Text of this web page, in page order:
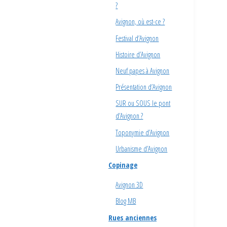
?
Avignon, où est-ce ?
Festival d’Avignon
Histoire d’Avignon
Neuf papes à Avignon
Présentation d’Avignon
SUR ou SOUS le pont
d’Avignon ?
Toponymie d’Avignon
Urbanisme d’Avignon
Copinage
Avignon 3D
Blog MB
Rues anciennes